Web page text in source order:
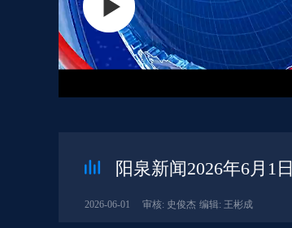
阳泉新闻2026年6月1日
2026-06-01 审核: 史俊杰 编辑: 王彬成